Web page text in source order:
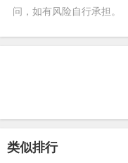
问，如有风险自行承担。
类似排行